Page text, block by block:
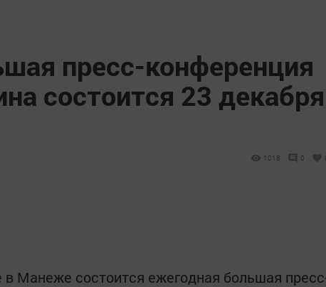
пресс-конференция
состоится 23 декабря
1018 0
в Манеже состоится ежегодная большая